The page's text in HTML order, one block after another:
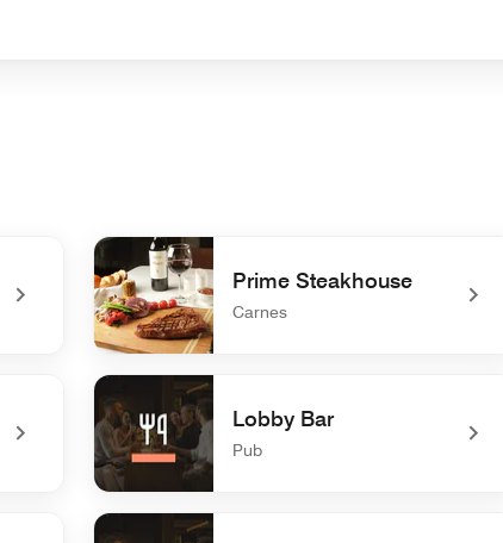
Prime Steakhouse
Carnes
undefined Prime Steakhouse
Lobby Bar
Pub
undefined Lobby Bar